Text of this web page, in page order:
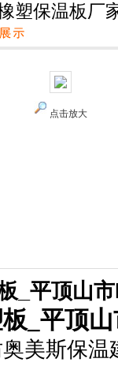
塑保温板厂
点击放大
_平顶山
_平顶
美斯保